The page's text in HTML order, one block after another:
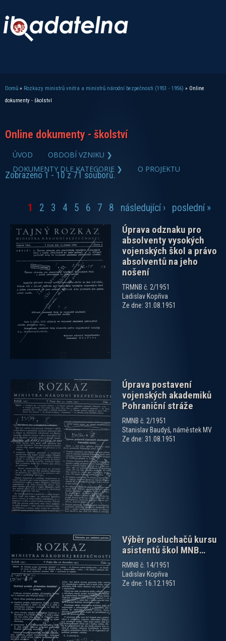
Jste zde
Domů » Rozkazy ministrů vnitra a ministrů národní bezpečnosti (1951 - 1956) » Online
dokumenty - školství
Online dokumenty - školství
ÚVOD
OBDOBÍ VZNIKU ❯
DOKUMENTY DLE KATEGORIE ❯
O PROJEKTU
Zobrazeno 1 - 10 z 71 souborů.
1 2 3 4 5 6 7 8 následující ›
poslední »
Úprava odznaku pro
absolventy vysokých
vojenských škol a právo
absolventů na jeho
nošení
TRMNB č. 2/1951
Ladislav Kopřiva
Ze dne: 31.08.1951
zobrazit PDF dokument
Úprava postavení
vojenských akademiků
Pohraniční stráže
RMNB č. 2/1951
Stanislav Baudyš, náměstek MV
Ze dne: 31.08.1951
zobrazit PDF dokument
Výběr posluchačů kursu
asistentů škol MNB…
RMNB č. 14/1951
Ladislav Kopřiva
Ze dne: 16.12.1951
zobrazit PDF dokument
zobrazit PDF dokument